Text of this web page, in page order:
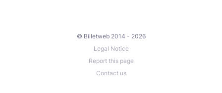
© Billetweb 2014 - 2026
Legal Notice
Report this page
Contact us